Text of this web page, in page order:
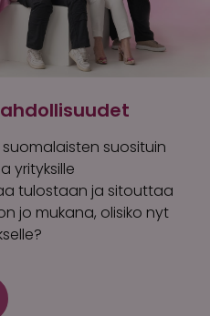
suosituin
yrityksille
tulostaan ja sitouttaa
jo mukana, olisiko nyt